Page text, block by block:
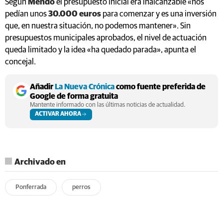
Según Mendoel presupuesto inicial era inalcanzable «nos
pedían unos30.000 euros para comenzar y es una inversión
que, en nuestra situación, no podemos mantener». Sin
presupuestos municipales aprobados, el nivel de actuación
queda limitado y la idea «ha quedado parada», apunta el
concejal.
AñadirLa Nueva Crónicacomo fuente preferida de
Google de forma gratuita
Mantente informado con las últimas noticias de actualidad.
ACTIVAR AHORA
Archivado en
Ponferrada perros